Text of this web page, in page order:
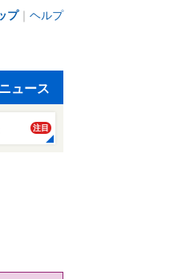
プ｜ ヘルプ
ュース
注目